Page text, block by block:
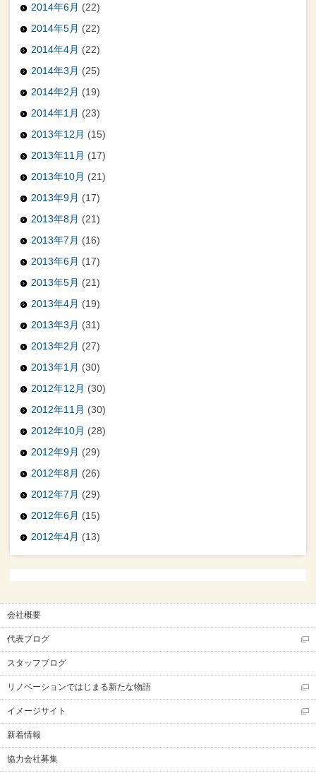
2014年6月 (22)
2014年5月 (22)
2014年4月 (22)
2014年3月 (25)
2014年2月 (19)
2014年1月 (23)
2013年12月 (15)
2013年11月 (17)
2013年10月 (21)
2013年9月 (17)
2013年8月 (21)
2013年7月 (16)
2013年6月 (17)
2013年5月 (21)
2013年4月 (19)
2013年3月 (31)
2013年2月 (27)
2013年1月 (30)
2012年12月 (30)
2012年11月 (30)
2012年10月 (28)
2012年9月 (29)
2012年8月 (26)
2012年7月 (29)
2012年6月 (15)
2012年4月 (13)
会社概要
代表ブログ
スタッフブログ
リノベーションではじまる新たな物語
イメージサイト
新着情報
協力会社募集